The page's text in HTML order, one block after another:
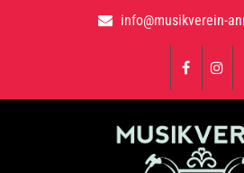
info@musikverein-